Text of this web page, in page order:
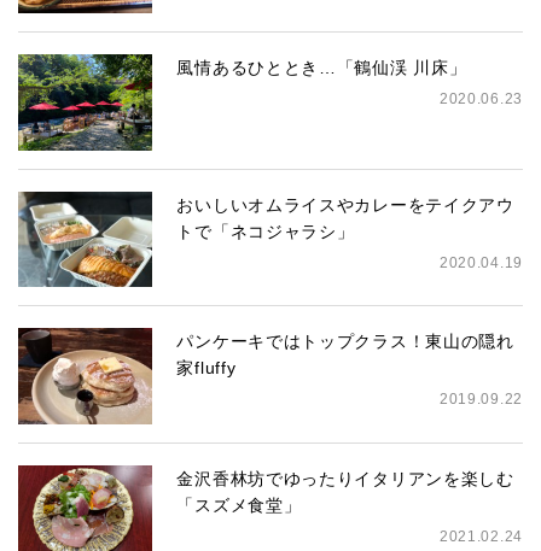
風情あるひととき…「鶴仙渓 川床」
2020.06.23
おいしいオムライスやカレーをテイクアウ
トで「ネコジャラシ」
2020.04.19
パンケーキではトップクラス！東山の隠れ
家fluffy
2019.09.22
金沢香林坊でゆったりイタリアンを楽しむ
「スズメ食堂」
2021.02.24